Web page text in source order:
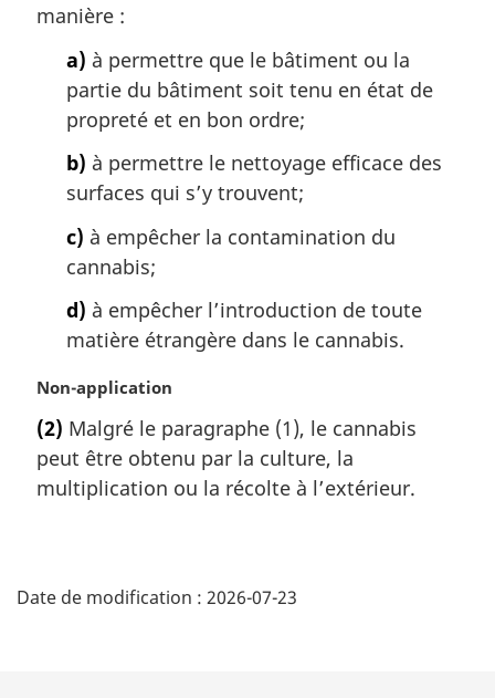
e
manière :
a) à permettre que le bâtiment ou la
partie du bâtiment soit tenu en état de
propreté et en bon ordre;
b) à permettre le nettoyage efficace des
surfaces qui s’y trouvent;
c) à empêcher la contamination du
cannabis;
d) à empêcher l’introduction de toute
matière étrangère dans le cannabis.
N
t
e
m
n
Non-application
(2) Malgré le paragraphe (1), le cannabis
peut être obtenu par la culture, la
multiplication ou la récolte à l’extérieur.
é
Date de modification : 2026-07-23